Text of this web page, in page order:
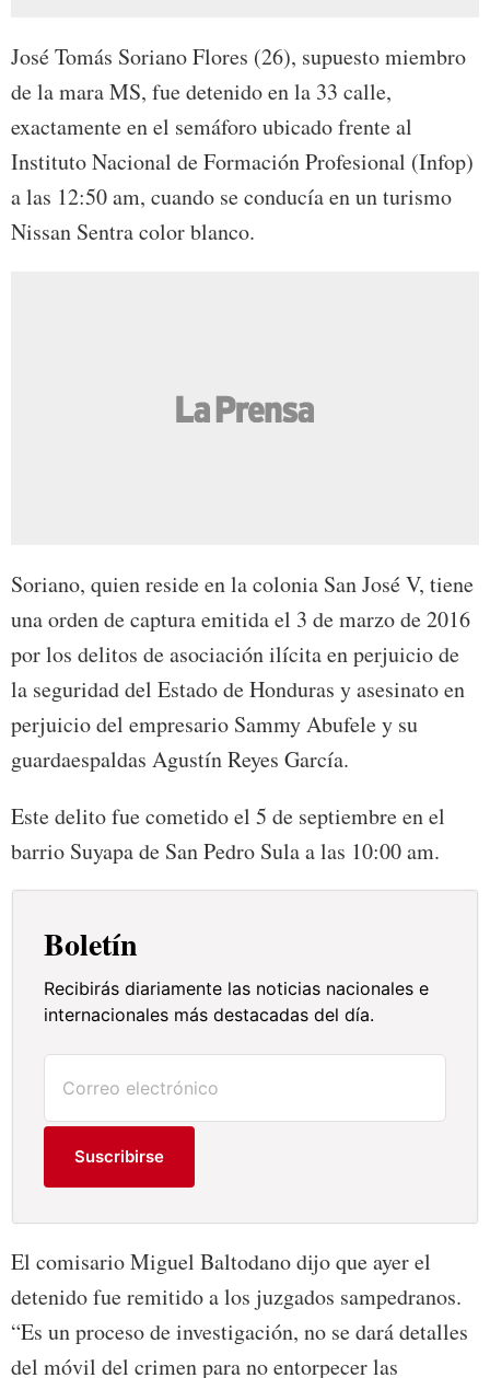
José Tomás Soriano Flores (26), supuesto miembro
de la mara MS, fue detenido en la 33 calle,
exactamente en el semáforo ubicado frente al
Instituto Nacional de Formación Profesional (Infop)
a las 12:50 am, cuando se conducía en un turismo
Nissan Sentra color blanco.
Soriano, quien reside en la colonia San José V, tiene
una orden de captura emitida el 3 de marzo de 2016
por los delitos de asociación ilícita en perjuicio de
la seguridad del Estado de Honduras y asesinato en
perjuicio del empresario Sammy Abufele y su
guardaespaldas Agustín Reyes García.
Este delito fue cometido el 5 de septiembre en el
barrio Suyapa de San Pedro Sula a las 10:00 am.
Boletín
Recibirás diariamente las noticias nacionales e
internacionales más destacadas del día.
Suscribirse
El comisario Miguel Baltodano dijo que ayer el
detenido fue remitido a los juzgados sampedranos.
“Es un proceso de investigación, no se dará detalles
del móvil del crimen para no entorpecer las